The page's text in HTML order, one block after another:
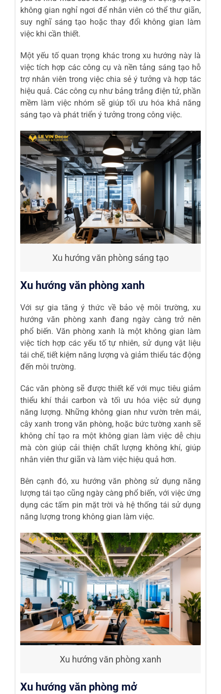
không gian nghỉ ngơi để nhân viên có thể thư giãn,
suy nghĩ sáng tạo hoặc thay đổi không gian làm
việc khi cần thiết.
Một yếu tố quan trọng khác trong xu hướng này là
việc tích hợp các công cụ và nền tảng sáng tạo hỗ
trợ nhân viên trong việc chia sẻ ý tưởng và hợp tác
hiệu quả. Các công cụ như bảng trắng điện tử, phần
mềm làm việc nhóm sẽ giúp tối ưu hóa khả năng
sáng tạo và phát triển ý tưởng trong công việc.
Xu hướng văn phòng sáng tạo
Xu hướng văn phòng xanh
Với sự gia tăng ý thức về bảo vệ môi trường, xu
hướng văn phòng xanh đang ngày càng trở nên
phổ biến. Văn phòng xanh là một không gian làm
việc tích hợp các yếu tố tự nhiên, sử dụng vật liệu
tái chế, tiết kiệm năng lượng và giảm thiểu tác động
đến môi trường.
Các văn phòng sẽ được thiết kế với mục tiêu giảm
thiểu khí thải carbon và tối ưu hóa việc sử dụng
năng lượng. Những không gian như vườn trên mái,
cây xanh trong văn phòng, hoặc bức tường xanh sẽ
không chỉ tạo ra một không gian làm việc dễ chịu
mà còn giúp cải thiện chất lượng không khí, giúp
nhân viên thư giãn và làm việc hiệu quả hơn.
Bên cạnh đó, xu hướng văn phòng sử dụng năng
lượng tái tạo cũng ngày càng phổ biến, với việc ứng
dụng các tấm pin mặt trời và hệ thống tái sử dụng
năng lượng trong không gian làm việc.
Xu hướng văn phòng xanh
Xu hướng văn phòng mở